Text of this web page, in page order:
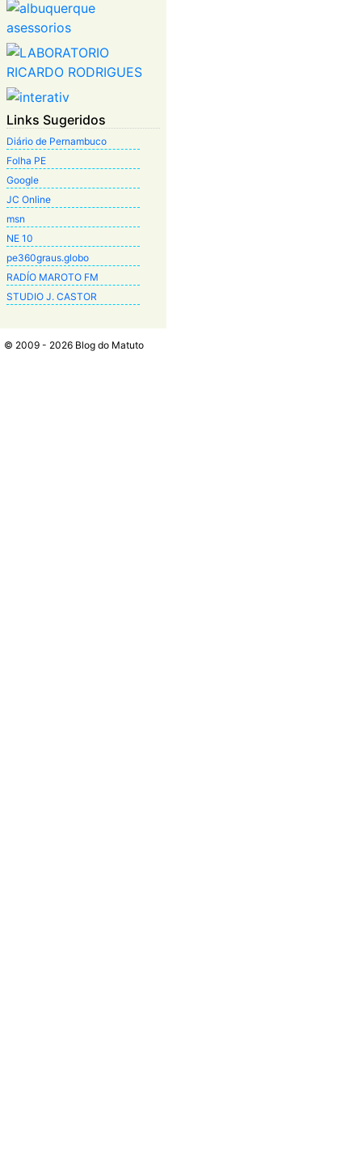
Links Sugeridos
Diário de Pernambuco
Folha PE
Google
JC Online
msn
NE 10
pe360graus.globo
RADÍO MAROTO FM
STUDIO J. CASTOR
© 2009 - 2026 Blog do Matuto